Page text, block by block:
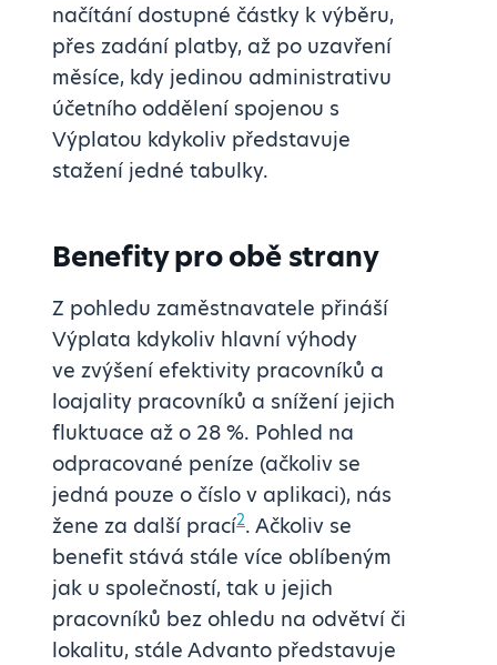
načítání dostupné částky k výběru,
přes zadání platby, až po uzavření
měsíce, kdy jedinou administrativu
účetního oddělení spojenou s
Výplatou kdykoliv představuje
stažení jedné tabulky.
Benefity pro obě strany
Z pohledu zaměstnavatele přináší
Výplata kdykoliv hlavní výhody
ve zvýšení efektivity pracovníků a
loajality pracovníků a snížení jejich
fluktuace až o 28 %. Pohled na
odpracované peníze (ačkoliv se
jedná pouze o číslo v aplikaci), nás
žene za další prací2. Ačkoliv se
benefit stává stále více oblíbeným
jak u společností, tak u jejich
pracovníků bez ohledu na odvětví či
lokalitu, stále Advanto představuje